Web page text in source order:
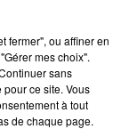
éphémère
fermer", ou affiner en
mes choix".
sans
ce site. Vous
à tout
de chaque page.